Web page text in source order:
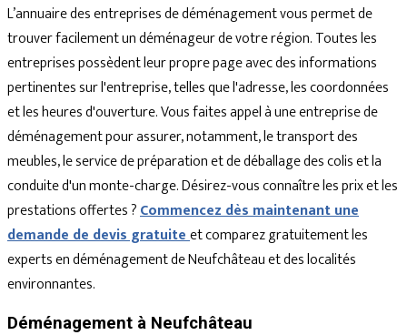
L’annuaire des entreprises de déménagement vous permet de
trouver facilement un déménageur de votre région. Toutes les
entreprises possèdent leur propre page avec des informations
pertinentes sur l'entreprise, telles que l'adresse, les coordonnées
et les heures d'ouverture. Vous faites appel à une entreprise de
déménagement pour assurer, notamment, le transport des
meubles, le service de préparation et de déballage des colis et la
conduite d'un monte-charge. Désirez-vous connaître les prix et les
prestations offertes ?Commencez dès maintenant une
demande de devis gratuiteet comparez gratuitement les
experts en déménagement de Neufchâteau et des localités
environnantes.
Déménagement à Neufchâteau